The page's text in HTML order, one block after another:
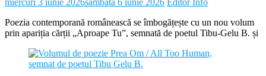
miercuri 3 iunie 2026sâmbătă 6 iunie 2026 Editor Info
Poezia contemporană românească se îmbogățește cu un nou volum
prin apariția cărții „Aproape Tu”, semnată de poetul Tibu-Gelu B. și